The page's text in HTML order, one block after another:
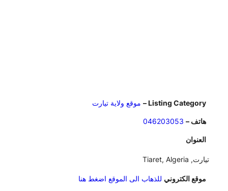
Listing Category – موقع ولاية تيارت
هاتف – 046203053
العنوان
تيارت, Tiaret, Algeria
موقع الكتروني للذهاب الى الموقع اضغط هنا